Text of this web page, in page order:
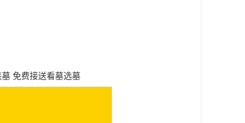
免费接送看墓选墓